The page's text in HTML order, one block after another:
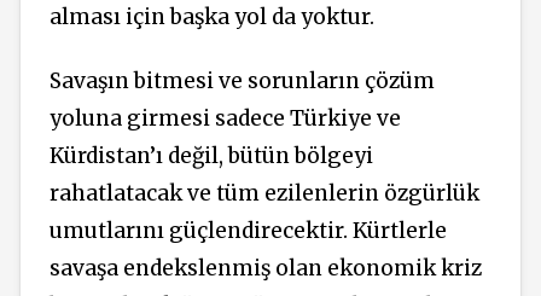
alması için başka yol da yoktur.
Savaşın bitmesi ve sorunların çözüm
yoluna girmesi sadece Türkiye ve
Kürdistan’ı değil, bütün bölgeyi
rahatlatacak ve tüm ezilenlerin özgürlük
umutlarını güçlendirecektir. Kürtlerle
savaşa endekslenmiş olan ekonomik kriz